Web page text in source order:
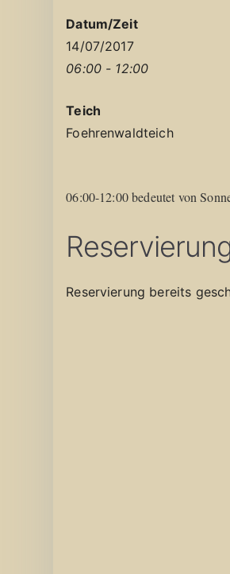
Datum/Zeit
14/07/2017
06:00 - 12:00
Teich
Foehrenwaldteich
06:00-12:00 bedeutet von
Reservierung bereits